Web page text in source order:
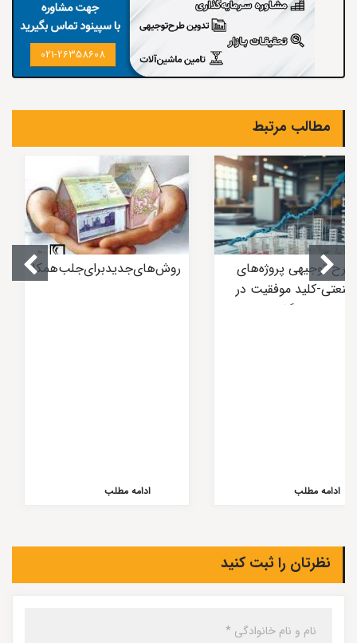
021-26358608
مطالب مرتبط
ادامه مطلب
طرح توجیهی پروژه‌های
صنعتی-کلید موفقیت در
سرمایه‌گذاری
ادامه مطلب
نظرتان را ثبت کنید